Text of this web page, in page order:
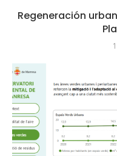
Regeneración